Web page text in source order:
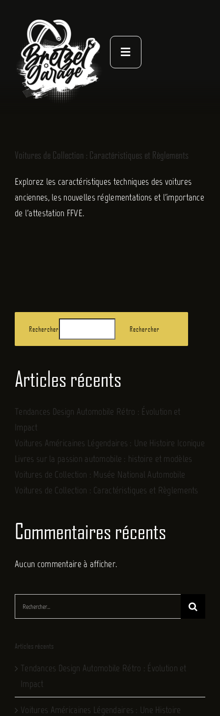
Toggle
Navigation
À PROPOS
CONTACT
Voitures de Collection : Caractéristiques et Règlements
Explorez les caractéristiques techniques des voitures
anciennes, les nouvelles réglementations et l'importance
de l'attestation FFVE.
Rechercher Rechercher
Articles récents
Tendances Design Automobile Rétro : Évolution et
Impact
Voitures Américaines Légendaires : Une Histoire Iconique
Livres sur la passion automobile : histoire et modèles
Voitures de Collection : Musée National Automobile
Voitures de Collection : Caractéristiques et Règlements
Commentaires récents
Aucun commentaire à afficher.
Rechercher:
Articles récents
Tendances Design Automobile Rétro : Évolution et
Impact
Voitures Américaines Légendaires : Une Histoire